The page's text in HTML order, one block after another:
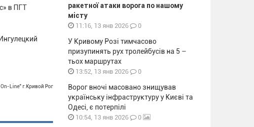
в ПГТ
Line" г.Кривой Рог
ракетної атаки ворога по нашому
місту
11:16, 13 янв 2026 0
У Кривому Розі тимчасово
призупинять рух тролейбусів на 5 –
тьох маршрутах
13:52, 13 янв 2026 0
Ворог вночі масовано знищував
українську інфраструктуру у Києві та
Одесі, є потерпілі
10:54, 13 янв 2026 0